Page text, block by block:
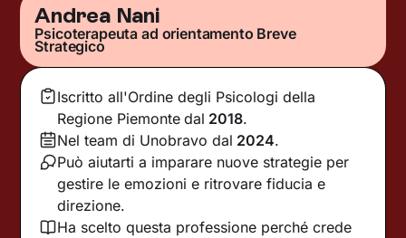
Andrea Nani
Psicoterapeuta ad orientamento Breve
Strategico
Iscritto all'Ordine degli Psicologi della
Regione Piemonte dal 2018.
Nel team di Unobravo dal 2024.
Può aiutarti a imparare nuove strategie per
gestire le emozioni e ritrovare fiducia e
direzione.
Ha scelto questa professione perché crede